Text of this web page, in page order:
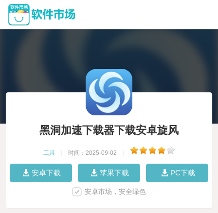
黑洞加速下载器下载安卓旋风
工具 时间：2025-09-02
安卓下载 苹果下载 PC下载
安卓市场，安全绿色